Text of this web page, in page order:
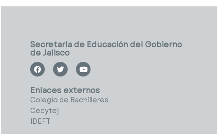
Secretaría de Educación del Gobierno
de Jalisco
Enlaces externos
Colegio de Bachilleres
Cecytej
IDEFT